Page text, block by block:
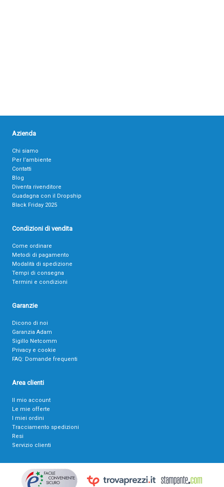
Azienda
Chi siamo
Per l’ambiente
Contatti
Blog
Diventa rivenditore
Guadagna con il Dropship
Black Friday 2025
Condizioni di vendita
Come ordinare
Metodi di pagamento
Modalità di spedizione
Tempi di consegna
Termini e condizioni
Garanzie
Dicono di noi
Garanzia Adam
Sigillo Netcomm
Privacy e cookie
FAQ: Domande frequenti
Area clienti
Il mio account
Le mie offerte
I miei ordini
Tracciamento spedizioni
Resi
Servizio clienti